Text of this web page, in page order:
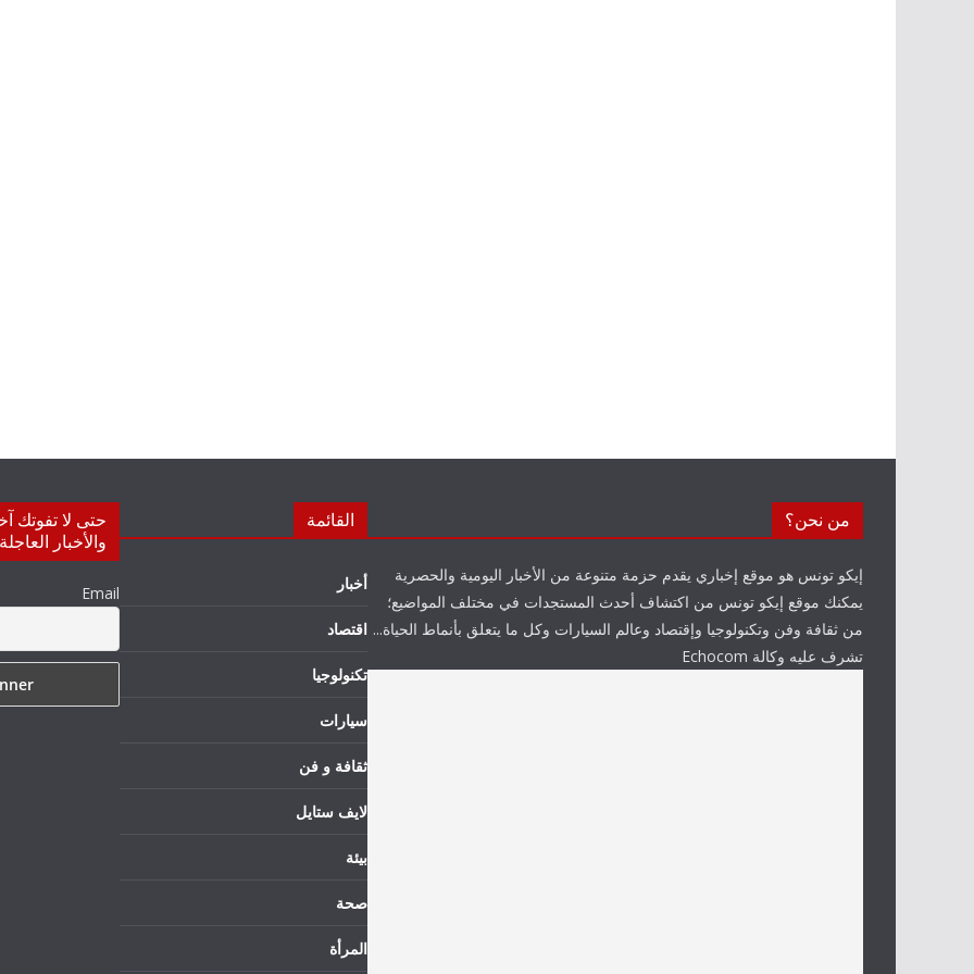
من نحن؟
إيكو تونس هو موقع إخباري يقدم حزمة متنوعة من الأخبار اليومية والحصرية
يمكنك موقع إيكو تونس من اكتشاف أحدث المستجدات في مختلف المواضيع؛
من ثقافة وفن وتكنولوجيا وإقتصاد وعالم السيارات وكل ما يتعلق بأنماط الحياة...
تشرف عليه وكالة Echocom
القائمة
أخبار
اقتصاد
تكنولوجيا
سيارات
ثقافة و فن
لايف ستايل
بيئة
صحة
المرأة
حتى لا تفوتك
والأخبار العاجلة
Email